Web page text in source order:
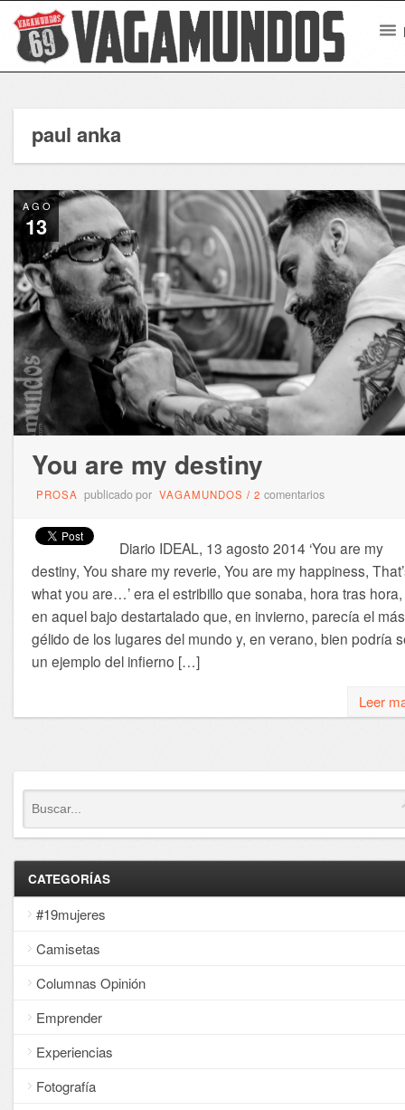
paul anka
AGO
13
You are my destiny
PROSA publicado por VAGAMUNDOS / 2 comentarios
Diario IDEAL, 13 agosto 2014 ‘You are my
destiny, You share my reverie, You are my happiness,
what you are…’ era el estribillo que sonaba, hora tras hora,
en aquel bajo destartalado que, en invierno, parecía el más
gélido de los lugares del mundo y, en verano, bien podría
un ejemplo del infierno […]
Leer
CATEGORÍAS
#19mujeres
Camisetas
Columnas Opinión
Emprender
Experiencias
Fotografía